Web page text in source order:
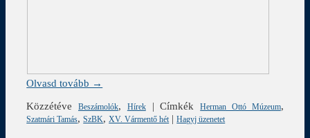
Olvasd tovább →
Közzétéve
Beszámolók, Hírek|Címkék Herman Ottó Múzeum,
Szatmári Tamás,SzBK,XV. Vármentő hét|Hagyj üzenetet